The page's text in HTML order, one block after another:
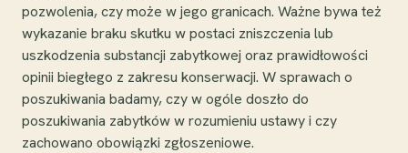
pozwolenia, czy może w jego granicach. Ważne bywa też
wykazanie braku skutku w postaci zniszczenia lub
uszkodzenia substancji zabytkowej oraz prawidłowości
opinii biegłego z zakresu konserwacji. W sprawach o
poszukiwania badamy, czy w ogóle doszło do
poszukiwania zabytków w rozumieniu ustawy i czy
zachowano obowiązki zgłoszeniowe.